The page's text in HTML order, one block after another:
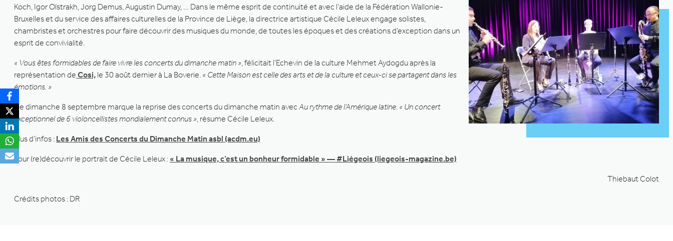
Koch, Igor Oïstrakh, Jorg Demus, Augustin Dumay, … Dans le même esprit de continuité et avec l’aide de la Fédération Wallonie-
Bruxelles et du service des affaires culturelles de la Province de Liège, la directrice artistique Cécile Leleux engage solistes,
chambristes et orchestres pour faire découvrir des musiques du monde, de toutes les époques et des créations d’exception dans un
esprit de convivialité.
« Vous êtes formidables de faire vivre les concerts du dimanche matin », félicitait l’Echevin de la culture Mehmet Aydogdu après la
représentation de Cosi, le 30 août dernier à La Boverie. « Cette Maison est celle des arts et de la culture et ceux-ci se partagent dans les
émotions. »
Ce dimanche 8 septembre marque la reprise des concerts du dimanche matin avecAu rythme de l’Amérique latine. « Un concert
exceptionnel de 6 violoncellistes mondialement connus », résume Cécile Leleux.
Plus d’infos : Les Amis des Concerts du Dimanche Matin asbl (acdm.eu)
Pour (re)découvrir le portrait de Cécile Leleux : « La musique, c’est un bonheur formidable » — #Liégeois (liegeois-magazine.be)
Thiebaut Colot
Crédits photos : DR